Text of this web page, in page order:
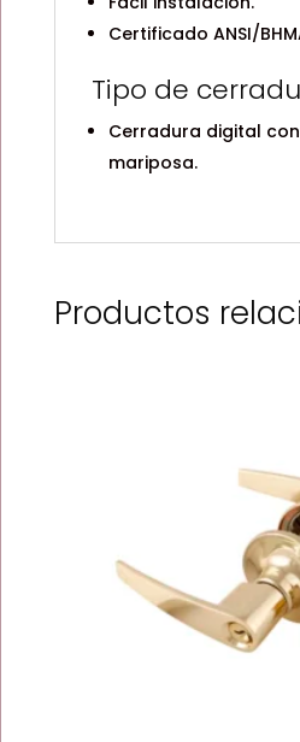
Certificado ANSI/
Tipo de
Cerradura digital
mariposa.
Productos